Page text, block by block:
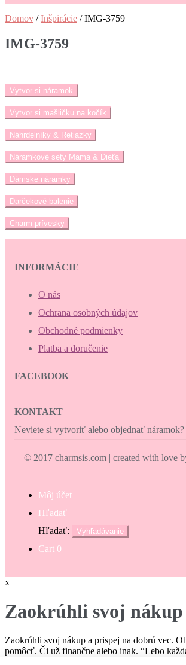
Domov /Inšpirácie /IMG-3759
IMG-3759
Vytvor si náramok
Vytvor si mašličku na kočík
Náhrdelníky & Retiazky
Náramkové sety Mama & Dieťa
Dámske náramky
Darčekové balenie
Charm prívesky
INFORMÁCIE
O nás
Ochrana osobných údajov
Obchodné podmienky
Platba a doručenie
FACEBOOK
KONTAKT
Neviete si vytvoriť alebo objednať
© 2017 charmsis.com | created with love
Môj účet
Hľadať
Hľadať:
Vyhľadávanie
Cart 0
x
Zaokrúhli svoj nákup
Zaokrúhli svoj nákup a prispej na dobrú vec.
pomôcť. Či už finančne alebo inak. “Lebo